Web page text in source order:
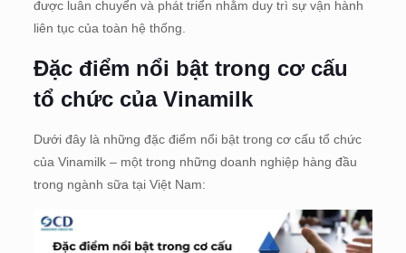
được luân chuyển và phát triển nhằm duy trì sự vận hành
liên tục của toàn hệ thống.
Đặc điểm nổi bật trong cơ cấu
tổ chức của Vinamilk
Dưới đây là những đặc điểm nổi bật trong cơ cấu tổ chức
của Vinamilk – một trong những doanh nghiệp hàng đầu
trong ngành sữa tại Việt Nam: